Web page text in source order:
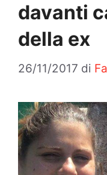
davanti
della ex
26/11/2017 di